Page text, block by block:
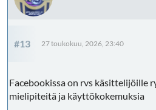
#13 27 toukokuu, 2026, 23:40
Facebookissa on rvs käsittelijöille
mielipiteitä ja käyttökokemuksia